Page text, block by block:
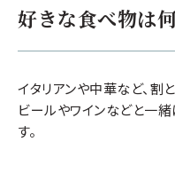
好きな食べ物は
イタリアンや中華など、割
ビールやワインなどと一
す。